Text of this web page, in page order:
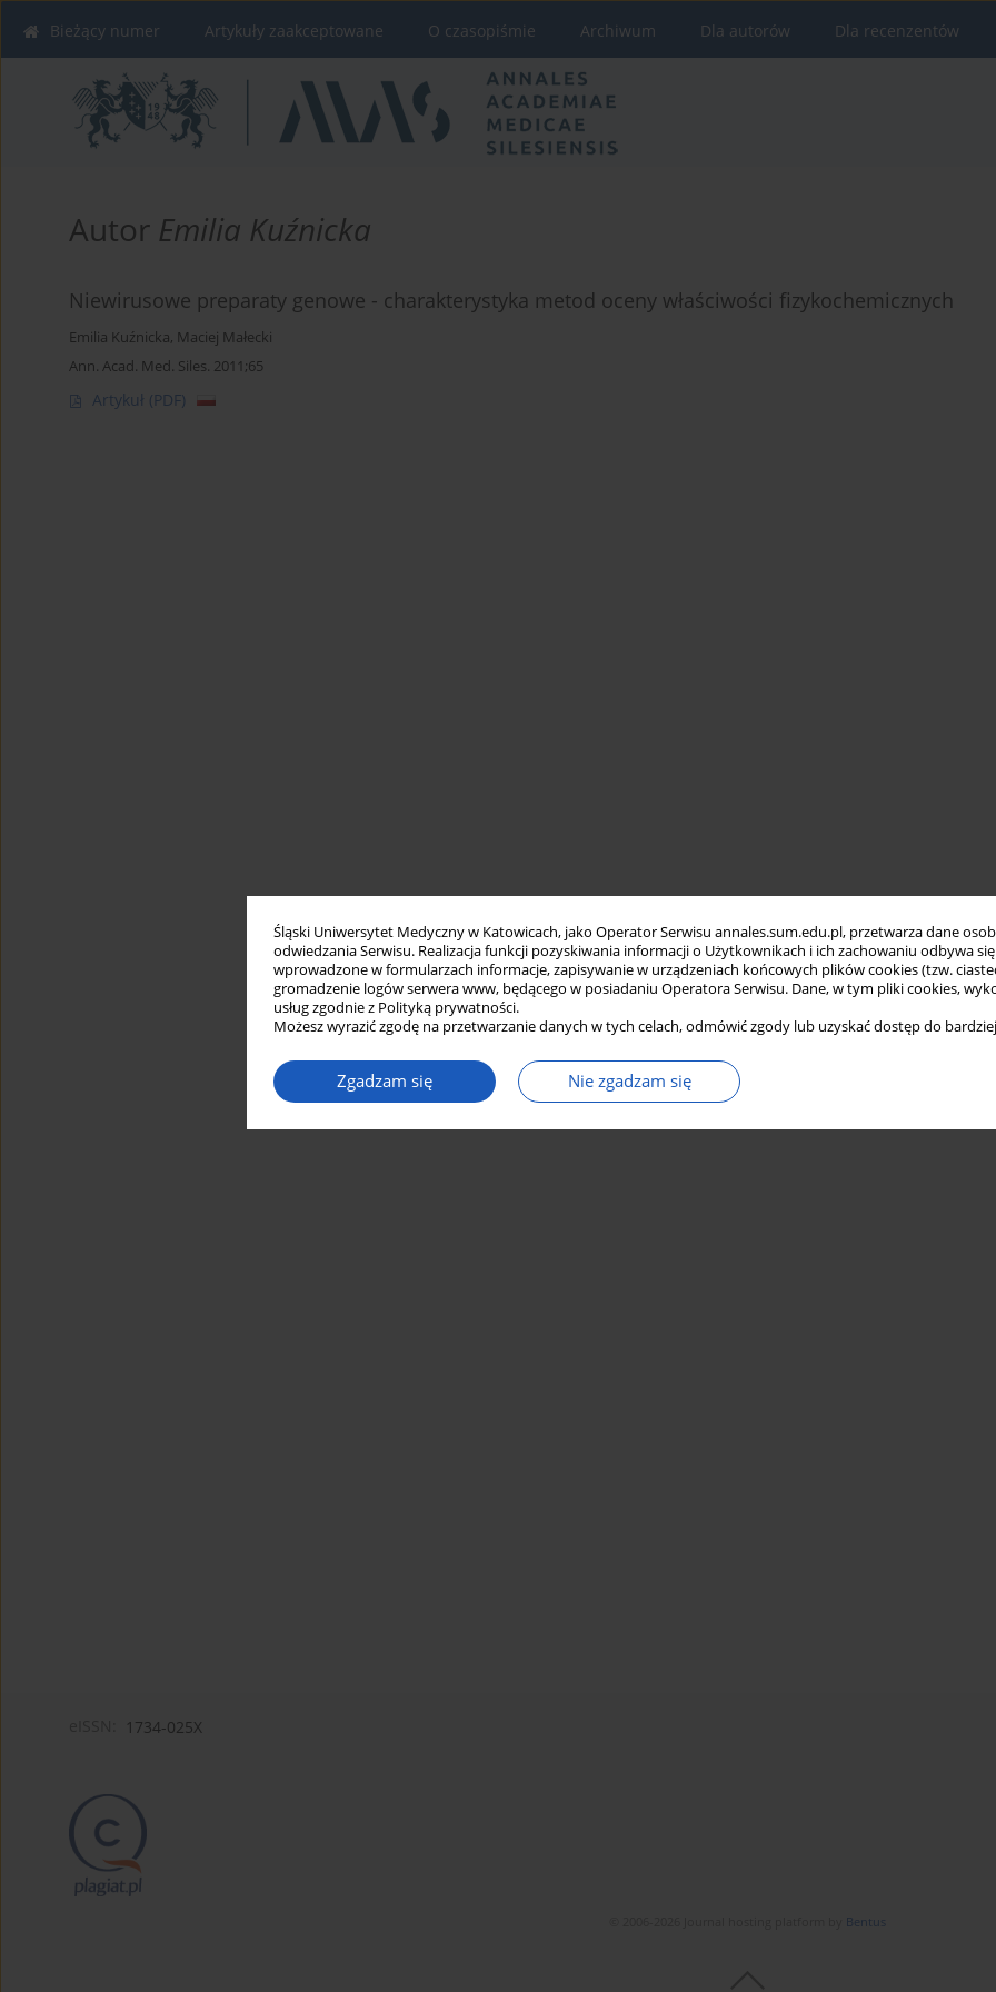
Śląski Uniwersytet Medyczny w Katowicach, jako Operator Serwisu annales.sum.edu.pl, przetwarza dane
odwiedzania Serwisu. Realizacja funkcji pozyskiwania informacji o Użytkownikach i ich zachowaniu odbywa
wprowadzone w formularzach informacje, zapisywanie w urządzeniach końcowych plików cookies (tzw.
gromadzenie logów serwera www, będącego w posiadaniu Operatora Serwisu. Dane, w tym pliki cookies,
usług zgodnie z Polityką prywatności.
Możesz wyrazić zgodę na przetwarzanie danych w tych celach, odmówić zgody lub uzyskać dostęp do
Zgadzam się Nie zgadzam się
Bieżący numer Artykuły zaakceptowane O czasopiśmie Archiwum Dla autorów Dla recenzentów
Autor Emilia Kuźnicka
Niewirusowe preparaty genowe - charakterystyka metod oceny właściwości fizykochemicznych
Emilia Kuźnicka, Maciej Małecki
Ann. Acad. Med. Siles. 2011;65
Artykuł (PDF)
1734-025X
Bentus